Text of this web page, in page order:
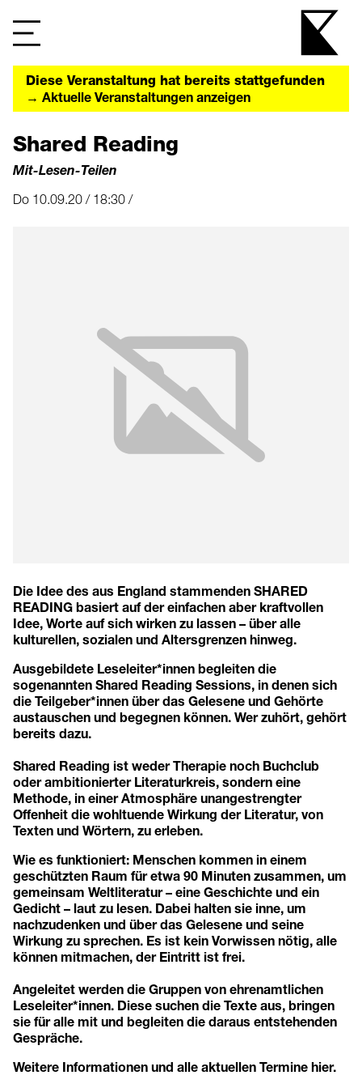
Diese Veranstaltung hat bereits stattgefunden
→ Aktuelle Veranstaltungen anzeigen
Shared Reading
Mit-Lesen-Teilen
Do 10.09.20 / 18:30 /
Die Idee des aus England stammenden SHARED
READING basiert auf der einfachen aber kraftvollen
Idee, Worte auf sich wirken zu lassen – über alle
kulturellen, sozialen und Altersgrenzen hinweg.
Ausgebildete Leseleiter*innen begleiten die
sogenannten Shared Reading Sessions, in denen sich
die Teilgeber*innen über das Gelesene und Gehörte
austauschen und begegnen können. Wer zuhört, gehört
bereits dazu.
Shared Reading ist weder Therapie noch Buchclub
oder ambitionierter Literaturkreis, sondern eine
Methode, in einer Atmosphäre unangestrengter
Offenheit die wohltuende Wirkung der Literatur, von
Texten und Wörtern, zu erleben.
Wie es funktioniert: Menschen kommen in einem
geschützten Raum für etwa 90 Minuten zusammen, um
gemeinsam Weltliteratur – eine Geschichte und ein
Gedicht – laut zu lesen. Dabei halten sie inne, um
nachzudenken und über das Gelesene und seine
Wirkung zu sprechen. Es ist kein Vorwissen nötig, alle
können mitmachen, der Eintritt ist frei.
Angeleitet werden die Gruppen von ehrenamtlichen
Leseleiter*innen. Diese suchen die Texte aus, bringen
sie für alle mit und begleiten die daraus entstehenden
Gespräche.
Weitere Informationen und alle aktuellen Termine hier.